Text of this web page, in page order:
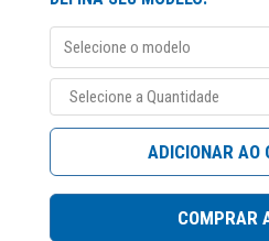
ADICIONAR AO
COMPRAR